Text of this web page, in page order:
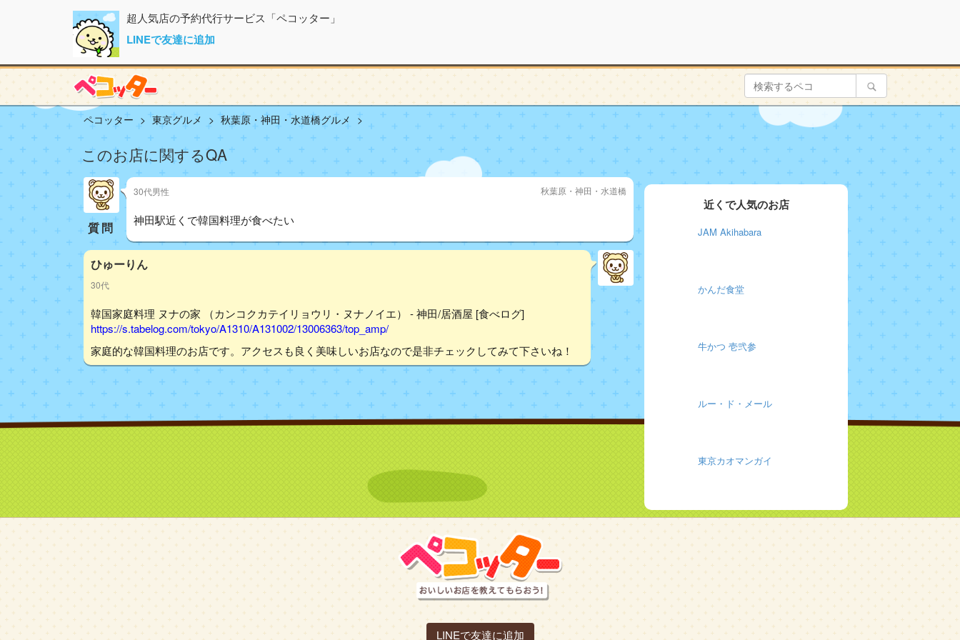
超人気店の予約代行サービス「ペコッター」
LINEで友達に追加
ペコッター 東京グルメ 秋葉原・神田・水道橋グルメ
このお店に関するQA
質問
30代男性 秋葉原・神田・水道橋
神田駅近くで韓国料理が食べたい
ひゅーりん
30代
韓国家庭料理 ヌナの家 （カンコクカテイリョウリ・ヌナノイエ） - 神田/居酒屋 [食べログ]
https://s.tabelog.com/tokyo/A1310/A131002/13006363/top_amp/
家庭的な韓国料理のお店です。アクセスも良く美味しいお店なので是非チェックしてみて下さいね！
近くで人気のお店
JAM Akihabara
かんだ食堂
牛かつ 壱弐参
ルー・ド・メール
東京カオマンガイ
LINEで友達に追加